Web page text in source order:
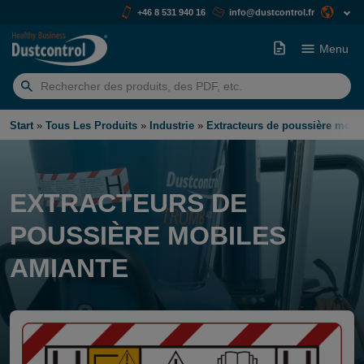
+46 8 531 940 16 info@dustcontrol.fr
Rechercher:
Menu
Start » Tous Les Produits » Industrie » Extracteurs de poussière
EXTRACTEURS DE
POUSSIÈRE MOBILES
AMIANTE